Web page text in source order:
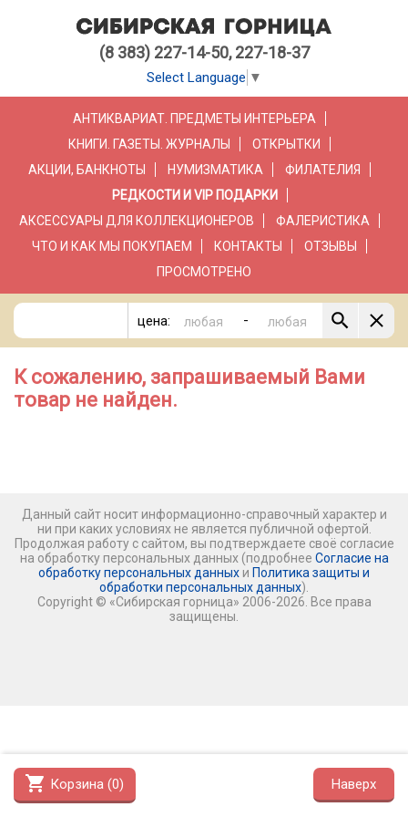
(8 383) 227-14-50, 227-18-37
Select Language ▼
АНТИКВАРИАТ. ПРЕДМЕТЫ ИНТЕРЬЕРА
КНИГИ. ГАЗЕТЫ. ЖУРНАЛЫ
ОТКРЫТКИ
АКЦИИ, БАНКНОТЫ
НУМИЗМАТИКА
ФИЛАТЕЛИЯ
РЕДКОСТИ И VIP ПОДАРКИ
АКСЕССУАРЫ ДЛЯ КОЛЛЕКЦИОНЕРОВ
ФАЛЕРИСТИКА
ЧТО И КАК МЫ ПОКУПАЕМ
КОНТАКТЫ
ОТЗЫВЫ
ПРОСМОТРЕНО
цена: -
shopping_cart Корзина (0) Наверх
К сожалению, запрашиваемый Вами
товар не найден.
Данный сайт носит информационно-справочный характер и
ни при каких условиях не является публичной офертой.
Продолжая работу с сайтом, вы подтверждаете своё согласие
на обработку персональных данных (подробнее Согласие на
обработку персональных данных и Политика защиты и
обработки персональных данных).
Copyright © «Сибирская горница» 2006-2026. Все права
защищены.